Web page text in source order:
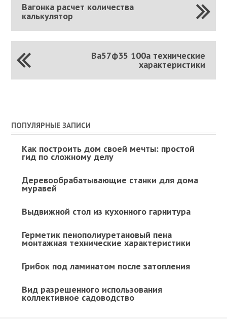
Вагонка расчет количества
калькулятор
Ва57ф35 100а технические
характеристики
ПОПУЛЯРНЫЕ ЗАПИСИ
Как построить дом своей мечты: простой
гид по сложному делу
Деревообрабатывающие станки для дома
муравей
Выдвижной стол из кухонного гарнитура
Герметик пенополиуретановый пена
монтажная технические характеристики
Грибок под ламинатом после затопления
Вид разрешенного использования
коллективное садоводство